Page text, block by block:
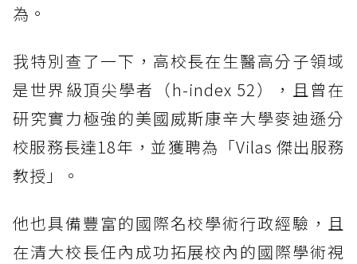
為。
我特別查了一下，高校長在生醫高分子領域
是世界級頂尖學者（h-index 52），且曾在
研究實力極強的美國威斯康辛大學麥迪遜分
校服務長達18年，並獲聘為「Vilas 傑出服務
教授」。
他也具備豐富的國際名校學術行政經驗，且
在清大校長任內成功拓展校內的國際學術視